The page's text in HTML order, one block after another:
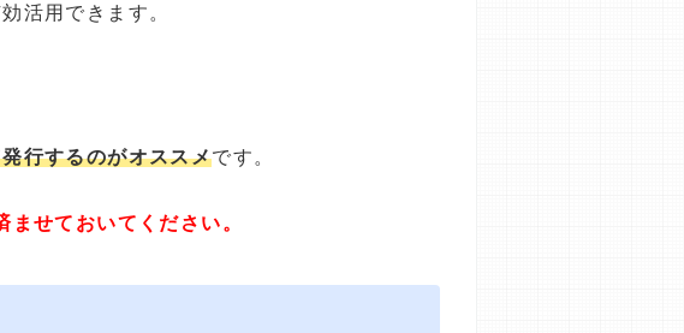
活用できます。
行するのがオススメです。
せておいてください。